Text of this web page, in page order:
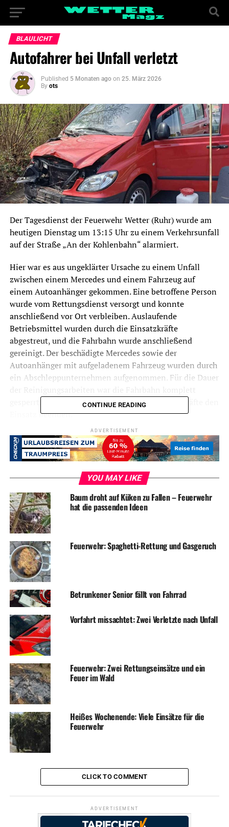
BLAULICHT
Autofahrer bei Unfall verletzt
Published 5 Monaten ago on 25. März 2026
By ots
Der Tagesdienst der Feuerwehr Wetter (Ruhr) wurde am
heutigen Dienstag um 13:15 Uhr zu einem Verkehrsunfall
auf der Straße „An der Kohlenbahn“ alarmiert.
Hier war es aus ungeklärter Ursache zu einem Unfall
zwischen einem Mercedes und einem Fahrzeug auf
einem Autoanhänger gekommen. Eine betroffene Person
wurde vom Rettungsdienst versorgt und konnte
anschließend vor Ort verbleiben. Auslaufende
Betriebsmittel wurden durch die Einsatzkräfte
abgestreut, und die Fahrbahn wurde anschließend
gereinigt. Der beschädigte Mercedes sowie der
Autoanhänger mit aufgeladenem Fahrzeug wurden durch
ein Abschleppunternehmen aufgenommen. Für die Dauer
gesperrt. Nach 50 Minuten konnten die Einsatzkräfte den
Einsatz beenden.
Foto: Feuerwehr
RELATED TOPICS:
UP NEXT
Zeitumstellung: Heute Nacht beginnt die Sommerzeit
Mal wieder: Einbruch in Kita – Geld geklaut
CONTINUE READING
ADVERTISEMENT
YOU MAY LIKE
Baum droht auf Küken zu Fallen – Feuerwehr
hat die passenden Ideen
Feuerwehr: Spaghetti-Rettung und Gasgeruch
Betrunkener Senior fällt von Fahrrad
Vorfahrt missachtet: Zwei Verletzte nach Unfall
Feuerwehr: Zwei Rettungseinsätze und ein
Feuer im Wald
Heißes Wochenende: Viele Einsätze für die
Feuerwehr
CLICK TO COMMENT
ADVERTISEMENT